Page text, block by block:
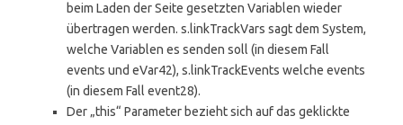
beim Laden der Seite gesetzten Variablen wieder
übertragen werden. s.linkTrackVars sagt dem System,
welche Variablen es senden soll (in diesem Fall
events und eVar42), s.linkTrackEvents welche events
(in diesem Fall event28).
Der „this“ Parameter bezieht sich auf das geklickte